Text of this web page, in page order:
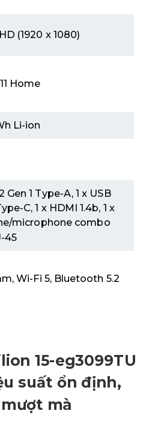
(1920 x 1080)
Home
Li-ion
Gen 1 Type-A, 1 x USB
C, 1 x HDMI 1.4b, 1 x
microphone combo
45
Wi-Fi 5, Bluetooth 5.2
15-eg3099TU
suất ổn định,
mà